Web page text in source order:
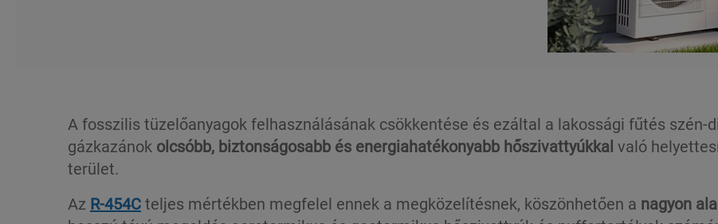
A fosszilis tüzelőanyagok felhasználásának csökkentése és ezáltal a lakossági fűtés
gázkazánok olcsóbb, biztonságosabb és energiahatékonyabb hőszivattyúkkal való
terület.
Az R-454Cteljes mértékben megfelel ennek a megközelítésnek, köszönhetően a nagyon